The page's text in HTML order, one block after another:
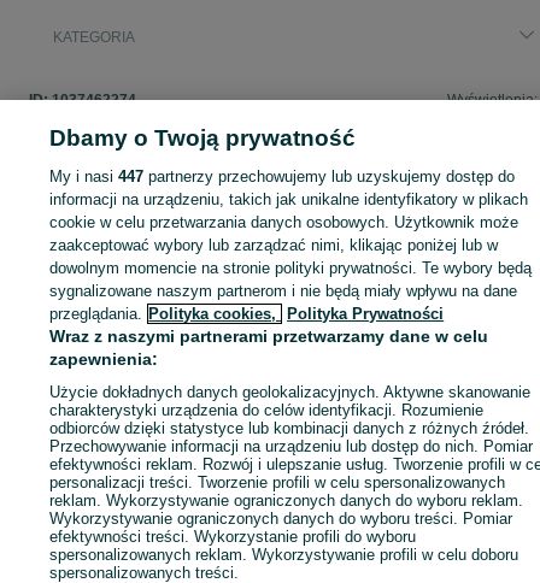
KATEGORIA
ID:1037462274 Wyświetlenia:
Zaloguj się lub załóż konto na OLX, aby skontaktować się z
sprzedającym
Zaloguj się / Załóż konto
Dbamy o Twoją prywatność
My i nasi447 partnerzy przechowujemy lub uzyskujemy dostęp do
informacji na urządzeniu, takich jak unikalne identyfikatory w plikach
cookie w celu przetwarzania danych osobowych. Użytkownik może
zaakceptować wybory lub zarządzać nimi, klikając poniżej lub w
dowolnym momencie na stronie polityki prywatności. Te wybory będą
sygnalizowane naszym partnerom i nie będą miały wpływu na dane
przeglądania. Polityka cookies, Polityka Prywatności
Wraz z naszymi partnerami przetwarzamy dane w celu
zapewnienia:
Użycie dokładnych danych geolokalizacyjnych. Aktywne skanowanie
charakterystyki urządzenia do celów identyfikacji. Rozumienie
odbiorców dzięki statystyce lub kombinacji danych z różnych źródeł.
Przechowywanie informacji na urządzeniu lub dostęp do nich. Pomiar
efektywności reklam. Rozwój i ulepszanie usług. Tworzenie profili w
personalizacji treści. Tworzenie profili w celu spersonalizowanych
reklam. Wykorzystywanie ograniczonych danych do wyboru reklam.
Wykorzystywanie ograniczonych danych do wyboru treści. Pomiar
efektywności treści. Wykorzystanie profili do wyboru
spersonalizowanych reklam. Wykorzystywanie profili w celu doboru
spersonalizowanych treści.